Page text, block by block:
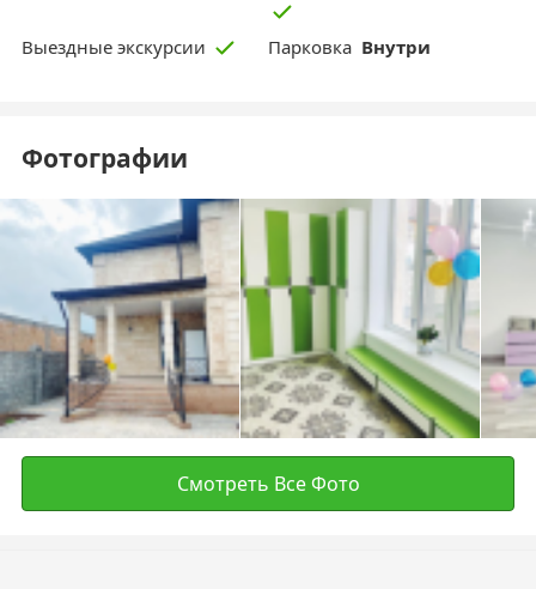
Выездные экскурсии Парковка Внутри
Фотографии
Смотреть Все Фото